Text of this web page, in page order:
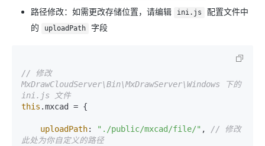
路径修改：如需更改存储位置，请编辑 ini.js
配置文件中
的
uploadPath 字段
// 修改
MxDrawCloudServer\Bin\MxDrawServer\Windows 下的
ini.js 文件
this .mxcad = {
uploadPath: "./public/mxcad/file/" ,
// 修改
此处为你自定义的路径